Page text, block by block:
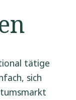
tätige
sich